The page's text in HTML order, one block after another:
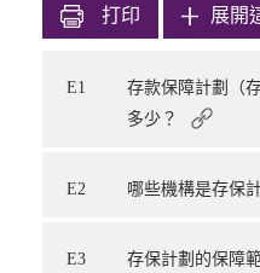
打印 展開
E1
存款保障計劃（
多少？
E2 哪些機構是存保
E3 存保計劃的保障